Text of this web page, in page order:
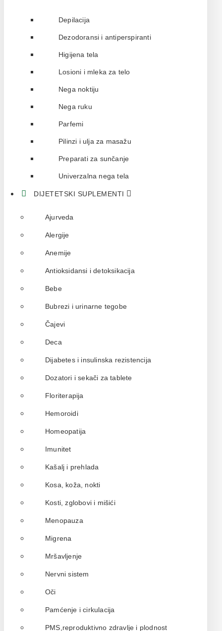
Depilacija
Dezodoransi i antiperspiranti
Higijena tela
Losioni i mleka za telo
Nega noktiju
Nega ruku
Parfemi
Pilinzi i ulja za masažu
Preparati za sunčanje
Univerzalna nega tela
DIJETETSKI SUPLEMENTI
Ajurveda
Alergije
Anemije
Antioksidansi i detoksikacija
Bebe
Bubrezi i urinarne tegobe
Čajevi
Deca
Dijabetes i insulinska rezistencija
Dozatori i sekači za tablete
Floriterapija
Hemoroidi
Homeopatija
Imunitet
Kašalj i prehlada
Kosa, koža, nokti
Kosti, zglobovi i mišići
Menopauza
Migrena
Mršavljenje
Nervni sistem
Oči
Pamćenje i cirkulacija
PMS,reproduktivno zdravlje i plodnost